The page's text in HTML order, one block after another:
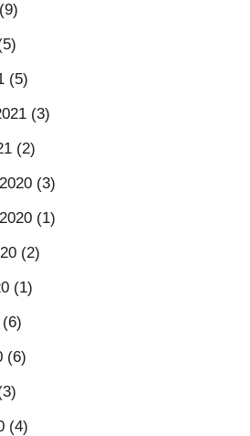
(5)
(3)
(2)
(3)
(1)
(2)
(1)
(6)
(4)